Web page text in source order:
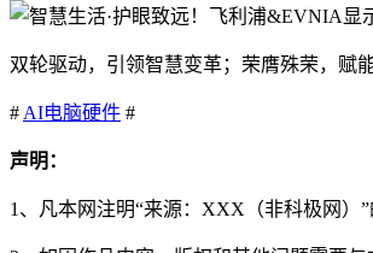
双轮驱动，引领智慧变革；荣膺殊荣，赋
# AI电脑硬件 #
声明：
1、凡本网注明“来源：XXX（非科极网）